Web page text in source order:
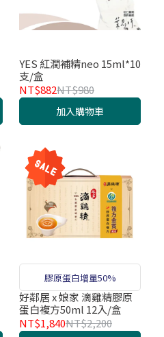
YES 紅潤補精neo 15ml*10
支/盒
NT$882NT$980
加入購物車
膠原蛋白增量50%
好鄰居 x 娘家 滴雞精膠原
蛋白複方50ml 12入/盒
NT$1,840NT$2,200